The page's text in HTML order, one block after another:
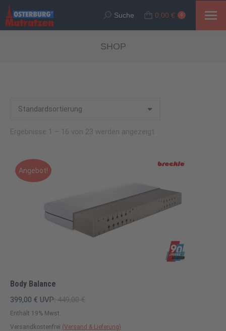
Suche:
Suche 0,00 € 0
SHOP
Ergebnisse 1 – 16 von 23 werden angezeigt
Angebot!
Body Balance
399,00 € UVP:449,00€
Enthält 19% Mwst.
Versandkostenfrei (Versand & Lieferung)